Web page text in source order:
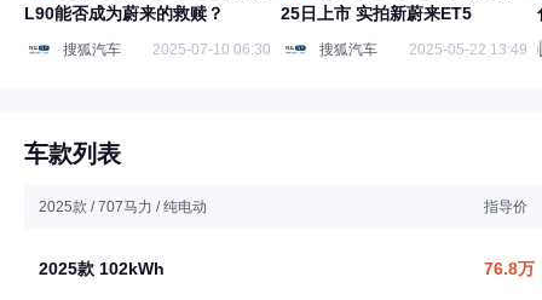
L90能否成为蔚来的救赎？
搜狐汽车 2025-07-10 06:30
25日上市 实拍新蔚来ET5
搜狐汽车 2025-05-22 13:49
车款列表
2025款 / 707马力 / 纯电动 指导价
2025款 102kWh 76.8万